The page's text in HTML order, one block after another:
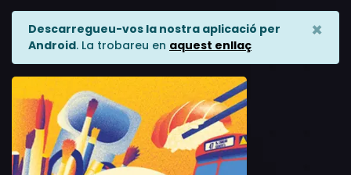
Descarregueu-vos la nostra aplicació per
Android. La trobareu en aquest enllaç
×